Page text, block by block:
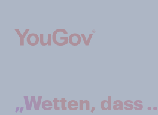
„Wetten, dass